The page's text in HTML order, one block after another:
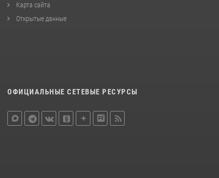
Карта сайта
Открытые данные
ОФИЦИАЛЬНЫЕ СЕТЕВЫЕ РЕСУРСЫ